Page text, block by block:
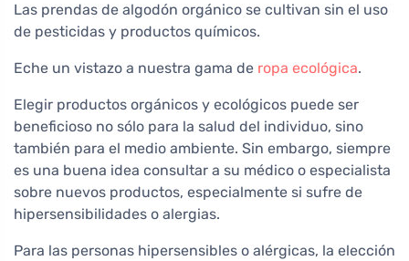
Las prendas de algodón orgánico se cultivan sin el uso
de pesticidas y productos químicos.
Eche un vistazo a nuestra gama de ropa ecológica.
Elegir productos orgánicos y ecológicos puede ser
beneficioso no sólo para la salud del individuo, sino
también para el medio ambiente. Sin embargo, siempre
es una buena idea consultar a su médico o especialista
sobre nuevos productos, especialmente si sufre de
hipersensibilidades o alergias.
Para las personas hipersensibles o alérgicas, la elección